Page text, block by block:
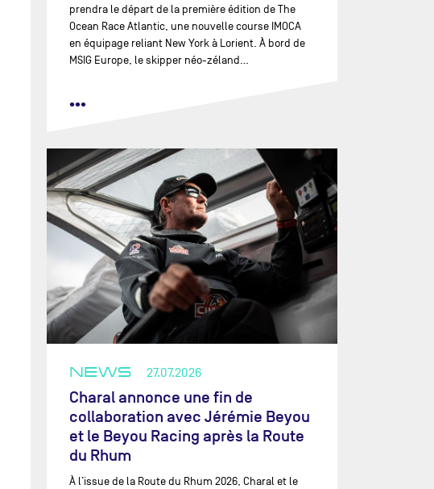
prendra le départ de la première édition de The
Ocean Race Atlantic, une nouvelle course IMOCA
en équipage reliant New York à Lorient. À bord de
MSIG Europe, le skipper néo-zéland…
•••
NEWS 27.07.2026
Charal annonce une fin de
collaboration avec Jérémie Beyou
et le Beyou Racing après la Route
du Rhum
À l’issue de la Route du Rhum 2026, Charal et le